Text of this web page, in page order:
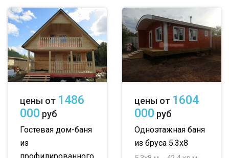
цены от 1486
000 руб
Гостевая дом-баня
из
цены от 1604
000 руб
Одноэтажная баня
из бруса 5.3х8